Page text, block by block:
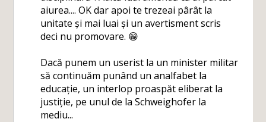
aiurea.... OK dar apoi te trezeai pârât la
unitate și mai luai și un avertisment scris
deci nu promovare. 😁
Dacă punem un userist la un minister militar
să continuăm punând un analfabet la
educație, un interlop proaspăt eliberat la
justiție, pe unul de la Schweighofer la
mediu...